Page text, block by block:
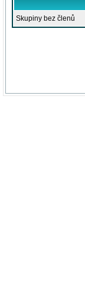
Skupiny bez členů